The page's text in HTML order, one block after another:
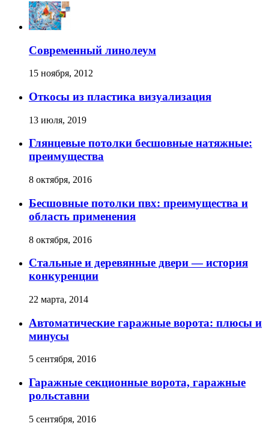
Современный линолеум
15 ноября, 2012
Откосы из пластика визуализация
13 июля, 2019
Глянцевые потолки бесшовные натяжные:
преимущества
8 октября, 2016
Бесшовные потолки пвх: преимущества и
область применения
8 октября, 2016
Стальные и деревянные двери — история
конкуренции
22 марта, 2014
Автоматические гаражные ворота: плюсы и
минусы
5 сентября, 2016
Гаражные секционные ворота, гаражные
рольставни
5 сентября, 2016